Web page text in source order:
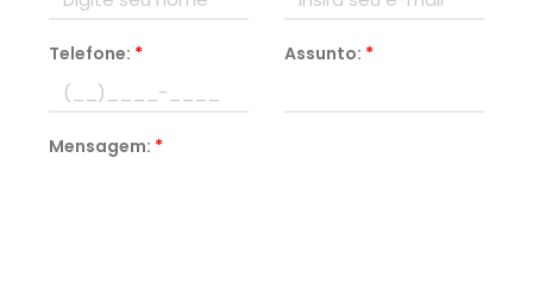
Telefone: * Assunto: *
Mensagem: *